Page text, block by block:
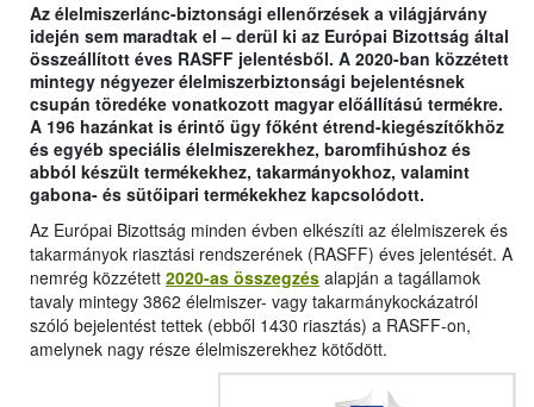
Az élelmiszerlánc-biztonsági ellenőrzések a világjárvány
idején sem maradtak el – derül ki az Európai Bizottság által
összeállított éves RASFF jelentésből. A 2020-ban közzétett
mintegy négyezer élelmiszerbiztonsági bejelentésnek
csupán töredéke vonatkozott magyar előállítású termékre.
A 196 hazánkat is érintő ügy főként étrend-kiegészítőkhöz
és egyéb speciális élelmiszerekhez, baromfihúshoz és
abból készült termékekhez, takarmányokhoz, valamint
gabona- és sütőipari termékekhez kapcsolódott.
Az Európai Bizottság minden évben elkészíti az élelmiszerek és
takarmányok riasztási rendszerének (RASFF) éves jelentését. A
nemrég közzétett 2020-as összegzés alapján a tagállamok
tavaly mintegy 3862 élelmiszer- vagy takarmánykockázatról
szóló bejelentést tettek (ebből 1430 riasztás) a RASFF-on,
amelynek nagy része élelmiszerekhez kötődött.